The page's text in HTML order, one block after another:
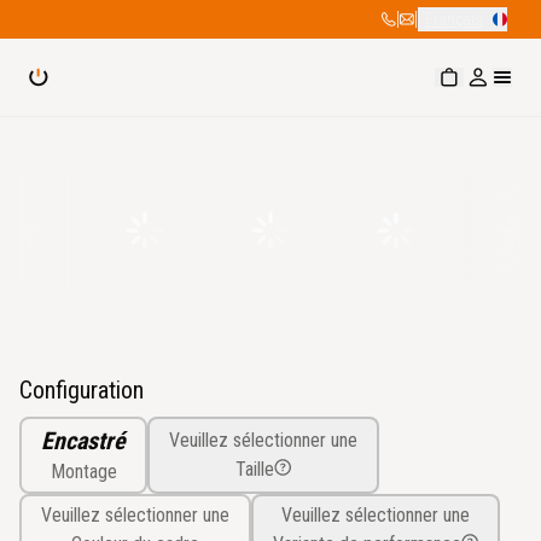
| |
Configuration
Encastré
Montage
Veuillez sélectionner une
Taille
Veuillez sélectionner une
Veuillez sélectionner une